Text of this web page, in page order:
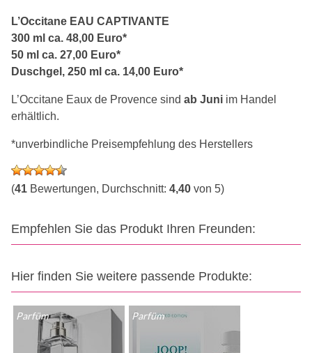
L’Occitane EAU CAPTIVANTE
300 ml ca. 48,00 Euro*
50 ml ca. 27,00 Euro*
Duschgel, 250 ml ca. 14,00 Euro*
L’Occitane Eaux de Provence sind ab Juni im Handel
erhältlich.
*unverbindliche Preisempfehlung des Herstellers
(41 Bewertungen, Durchschnitt: 4,40 von 5)
Empfehlen Sie das Produkt Ihren Freunden:
Hier finden Sie weitere passende Produkte:
Parfüm Parfüm